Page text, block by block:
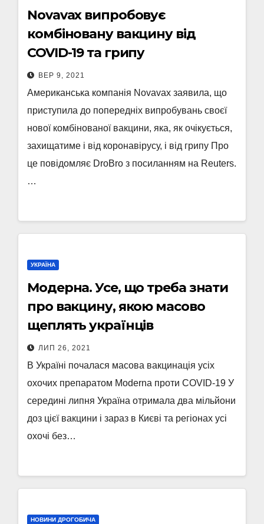
Novavax випробовує
комбіновану вакцину від
COVID-19 та грипу
ВЕР 9, 2021
Американська компанія Novavax заявила, що
приступила до попередніх випробувань своєї
нової комбінованої вакцини, яка, як очікується,
захищатиме і від коронавірусу, і від грипу Про
це повідомляє DroBro з посиланням на Reuters.
…
УКРАЇНА
Модерна. Усе, що треба знати
про вакцину, якою масово
щеплять українців
ЛИП 26, 2021
В Україні почалася масова вакцинація усіх
охочих препаратом Moderna проти COVID-19 У
середині липня Україна отримала два мільйони
доз цієї вакцини і зараз в Києві та регіонах усі
охочі без…
НОВИНИ ДРОГОБИЧА